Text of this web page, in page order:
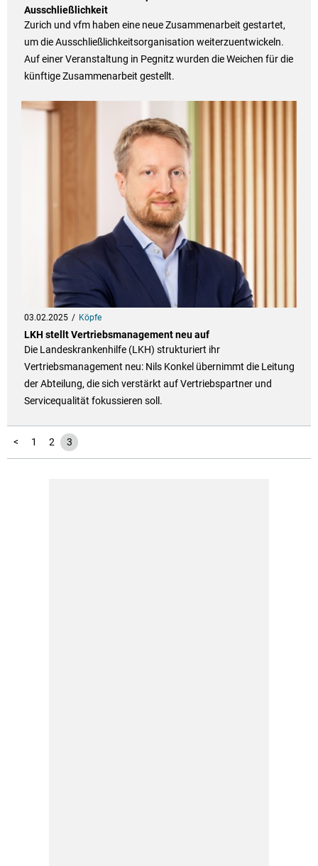
Ausschließlichkeit
Zurich und vfm haben eine neue Zusammenarbeit gestartet,
um die Ausschließlichkeitsorganisation weiterzuentwickeln.
Auf einer Veranstaltung in Pegnitz wurden die Weichen für die
künftige Zusammenarbeit gestellt.
03.02.2025 Köpfe
LKH stellt Vertriebsmanagement neu auf
Die Landeskrankenhilfe (LKH) strukturiert ihr
Vertriebsmanagement neu: Nils Konkel übernimmt die Leitung
der Abteilung, die sich verstärkt auf Vertriebspartner und
Servicequalität fokussieren soll.
< 1 2 3